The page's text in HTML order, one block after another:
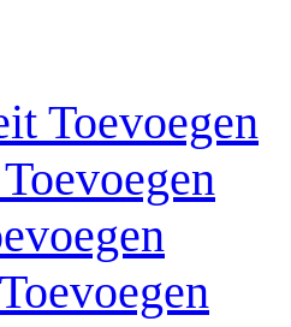
Toevoegen